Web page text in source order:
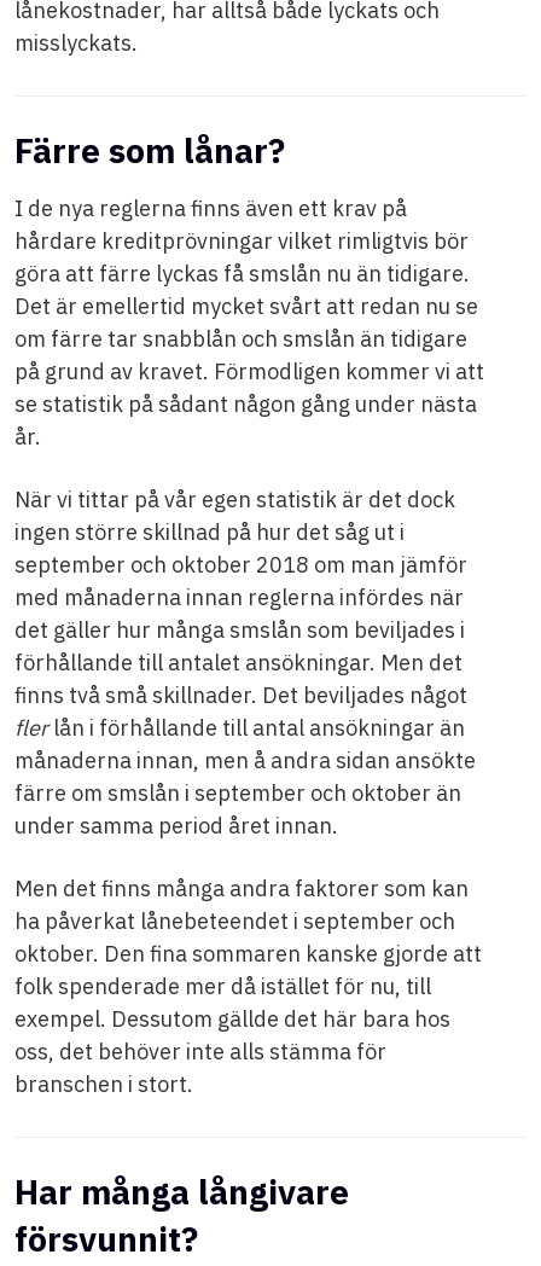
lånekostnader, har alltså både lyckats och
misslyckats.
Färre som lånar?
I de nya reglerna finns även ett krav på
hårdare kreditprövningar vilket rimligtvis bör
göra att färre lyckas få smslån nu än tidigare.
Det är emellertid mycket svårt att redan nu se
om färre tar snabblån och smslån än tidigare
på grund av kravet. Förmodligen kommer vi att
se statistik på sådant någon gång under nästa
år.
När vi tittar på vår egen statistik är det dock
ingen större skillnad på hur det såg ut i
september och oktober 2018 om man jämför
med månaderna innan reglerna infördes när
det gäller hur många smslån som beviljades i
förhållande till antalet ansökningar. Men det
finns två små skillnader. Det beviljades något
flerlån i förhållande till antal ansökningar än
månaderna innan, men å andra sidan ansökte
färre om smslån i september och oktober än
under samma period året innan.
Men det finns många andra faktorer som kan
ha påverkat lånebeteendet i september och
oktober. Den fina sommaren kanske gjorde att
folk spenderade mer då istället för nu, till
exempel. Dessutom gällde det här bara hos
oss, det behöver inte alls stämma för
branschen i stort.
Har många långivare
försvunnit?